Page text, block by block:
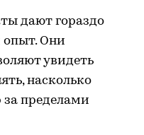
дают гораздо
опыт. Они
увидеть
насколько
пределами